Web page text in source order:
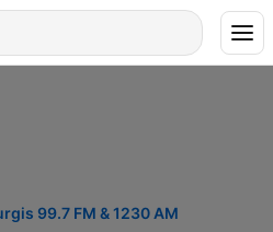
99.7 FM & 1230 AM